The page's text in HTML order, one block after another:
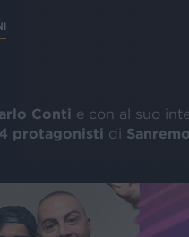
Conti e con al suo
protagonisti di